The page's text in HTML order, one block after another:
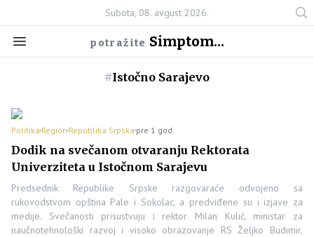
Subota, 08. avgust 2026.
potražite Simptom...
#Istočno Sarajevo
Politika Region Republika Srpska pre 1 god.
Dodik na svečanom otvaranju Rektorata
Univerziteta u Istočnom Sarajevu
Predsednik Republike Srpske razgovaraće odvojeno sa
rukovodstvom opština Pale i Sokolac, a predviđene su i izjave za
medije. Svečanosti prisustvuju i rektor Milan Kulić, ministar za
naučnotehnološki razvoj i visoko obrazovanje RS Željko Budimir,